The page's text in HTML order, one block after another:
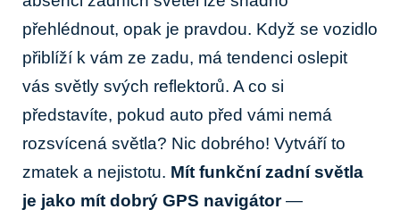
přehlédnout, opak je pravdou. Když se⁣ vozidlo
přiblíží k⁤ vám ze ​zadu, má ​tendenci oslepit
vás světly ⁤svých reflektorů. A co si
představíte, pokud auto před vámi nemá
rozsvícená světla? Nic dobrého! Vytváří to
⁤zmatek a nejistotu. Mít funkční zadní ​světla
‌je jako mít⁤ dobrý GPS‍ navigátor—